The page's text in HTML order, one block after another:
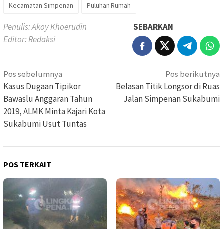
Kecamatan Simpenan
Puluhan Rumah
Penulis: Akoy Khoerudin
Editor: Redaksi
SEBARKAN
Navigasi
pos
Pos sebelumnya
Kasus Dugaan Tipikor
Bawaslu Anggaran Tahun
2019, ALMK Minta Kajari Kota
Sukabumi Usut Tuntas
Pos berikutnya
Belasan Titik Longsor di Ruas
Jalan Simpenan Sukabumi
POS TERKAIT